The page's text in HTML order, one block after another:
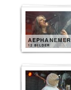
AEPHANEMER
12 BILDER